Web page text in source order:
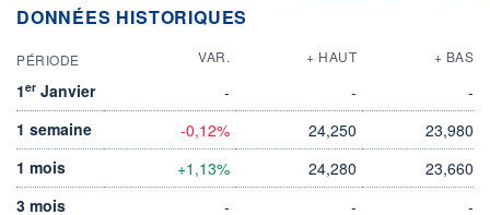
DONNÉES HISTORIQUES
PÉRIODE VAR. + HAUT + BAS
1er Janvier - -
-
1 semaine
-0,12% 24,250
23,980
1 mois
+1,13% 24,280
23,660
3 mois
- -
-